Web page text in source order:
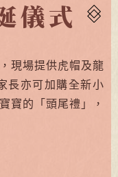
儀式
現場提供虎帽及龍
長亦可加購全新小
寶的「頭尾禮」，